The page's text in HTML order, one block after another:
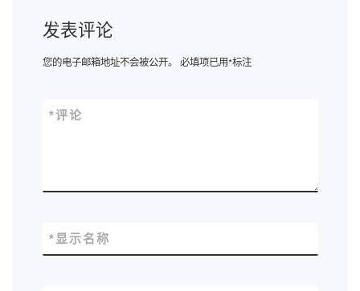
发表评论
您的电子邮箱地址不会被公开。 必填项已用*标注
评论
*
显示名称
*